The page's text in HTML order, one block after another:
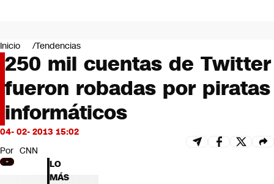
Negocios
Deportes
Programas completos
Cultura
Servicios
Bits
CNN tiempo
Futuro 360
Opinión
Inicio Tendencias
250 mil cuentas de Twitter
fueron robadas por piratas
informáticos
04- 02- 2013 15:02
Por CNN
LO
MÁS